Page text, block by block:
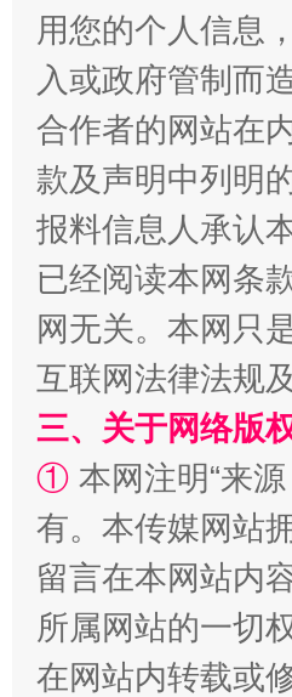
从幼儿园到大学，有这
事关残疾人未来5年
用您的个人信息
入或政府管制而
合作者的网站在
款及声明中列明
报料信息人承认
已经阅读本网条
网无关。本网只
互联网法律法规
三、关于网络版
① 本网注明“来
有。本传媒网站
留言在本网站内
所属网站的一切
在网站内转载或